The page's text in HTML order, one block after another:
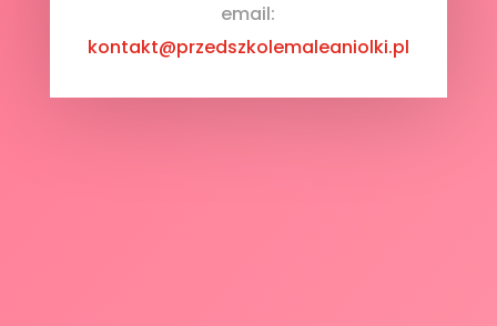
email:
kontakt@przedszkolemaleaniolki.pl